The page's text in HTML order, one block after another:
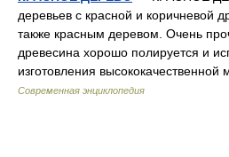
деревьев с красной и коричневой
также красным деревом. Очень
древесина хорошо полируется и
изготовления
Современная энциклопедия